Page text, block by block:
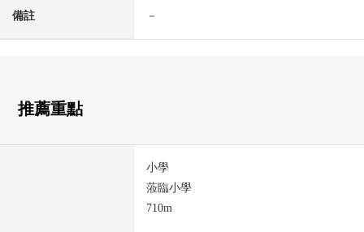
備註 －
推薦重點
小學
蒞臨小學
710m